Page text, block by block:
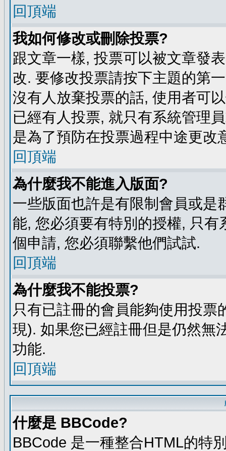
回頂端
我如何修改或刪除投票?
跟文章一樣, 投票可以被文章發
改. 要修改投票請按下主題的第
沒有人放棄投票的話, 使用者可
已經有人投票, 就只有系統管理
是為了預防在投票過程中途更改
回頂端
為什麼我不能進入版面?
一些版面也許是有限制會員或是
能, 您必須要有特別的授權, 只
個申請, 您必須聯繫他們試試.
回頂端
為什麼我不能投票?
只有已註冊的會員能夠使用投
現). 如果您已經註冊但是仍然無
功能.
回頂端
什麼是 BBCode?
BBCode 是一種整合HTML的特